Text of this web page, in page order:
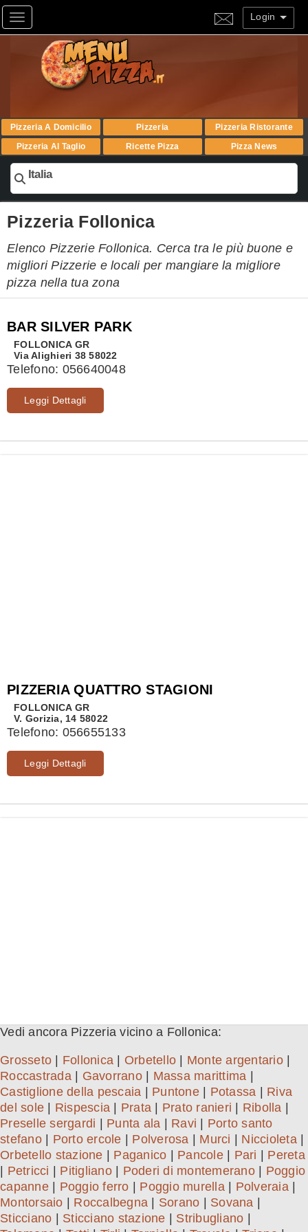
Toggle navigation Login
Pizzeria A Domicilio Pizzeria
Pizzeria Ristorante
Pizzeria Al Taglio
Ricette Pizza Pizza News
Italia
Pizzeria Follonica
Elenco Pizzerie Follonica. Cerca tra le più buone e
migliori Pizzerie e locali per mangiare la migliore
pizza nella tua zona
BAR SILVER PARK
FOLLONICA GR
Via Alighieri 38 58022
Telefono: 056640048
Leggi Dettagli
PIZZERIA QUATTRO STAGIONI
FOLLONICA GR
V. Gorizia, 14 58022
Telefono: 056655133
Leggi Dettagli
Vedi ancora Pizzeria vicino a Follonica:
Grosseto Follonica Orbetello Monte argentario|
Roccastrada| Gavorrano| Massa marittima
Castiglione della pescaia
Puntone| Potassa
Riva
del sole
Rispescia Prata Prato ranieri Ribolla
Preselle sergardi
Punta ala Ravi
Porto santo
stefano| Porto ercole Polverosa Murci Niccioleta|
Orbetello stazione
Paganico Pancole| Pari
Pereta
Petricci Pitigliano| Poderi di montemerano| Poggio
capanne| Poggio ferro Poggio murella| Polveraia|
Montorsaio
Roccalbegna Sorano Sovana
Sticciano
Sticciano stazione Stribugliano